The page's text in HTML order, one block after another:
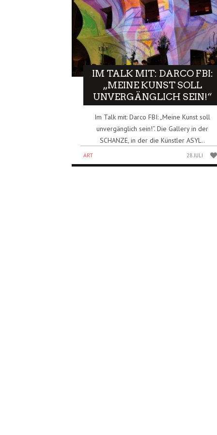
IM TALK MIT: DARCO FBI:
„MEINE KUNST SOLL
UNVERGÄNGLICH SEIN!“
Im Talk mit: Darco FBI: „Meine Kunst soll
unvergänglich sein!“. Die Gallery in der
SCHANZE, in der die Künstler ASYL..
ART 28 JULI